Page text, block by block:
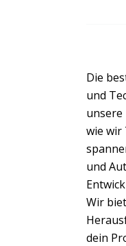
Die
und
unsere
wie wir
und
Wir
dein